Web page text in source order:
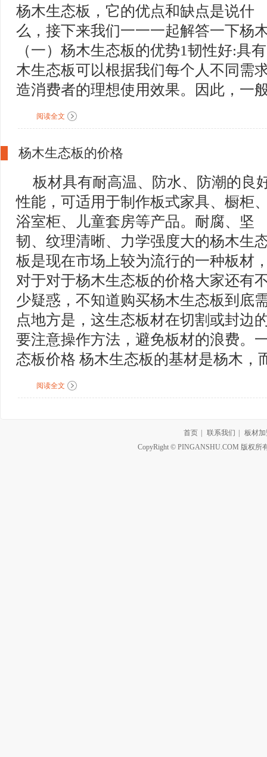
杨木生态板，它的优点和缺点是说什
么，接下来我们一一一起解答一下杨
（一）杨木生态板的优势1韧性好:具
木生态板可以根据我们每个人不同需
造消费者的理想使用效果。因此，一
阅读全文
杨木生态板的价格
板材具有耐高温、防水、防潮的良
性能，可适用于制作板式家具、橱柜
浴室柜、儿童套房等产品。耐腐、坚
韧、纹理清晰、力学强度大的杨木生
板是现在市场上较为流行的一种板材
对于对于杨木生态板的价格大家还有
少疑惑，不知道购买杨木生态板到底
点地方是，这生态板材在切割或封边
要注意操作方法，避免板材的浪费。
态板价格 杨木生态板的基材是杨木，
阅读全文
首页 联系我们
板材
CopyRight © PINGANSHU.COM 版权